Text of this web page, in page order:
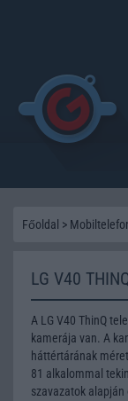
Főoldal >
LG V40
A LG V40 ThinQ
kamerája van. A
háttértárának
81 alkalommal
szavazatok